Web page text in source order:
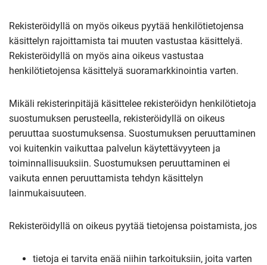
Rekisteröidyllä on myös oikeus pyytää henkilötietojensa
käsittelyn rajoittamista tai muuten vastustaa käsittelyä.
Rekisteröidyllä on myös aina oikeus vastustaa
henkilötietojensa käsittelyä suoramarkkinointia varten.
Mikäli rekisterinpitäjä käsittelee rekisteröidyn henkilötietoja
suostumuksen perusteella, rekisteröidyllä on oikeus
peruuttaa suostumuksensa. Suostumuksen peruuttaminen
voi kuitenkin vaikuttaa palvelun käytettävyyteen ja
toiminnallisuuksiin. Suostumuksen peruuttaminen ei
vaikuta ennen peruuttamista tehdyn käsittelyn
lainmukaisuuteen.
Rekisteröidyllä on oikeus pyytää tietojensa poistamista, jos
tietoja ei tarvita enää niihin tarkoituksiin, joita varten